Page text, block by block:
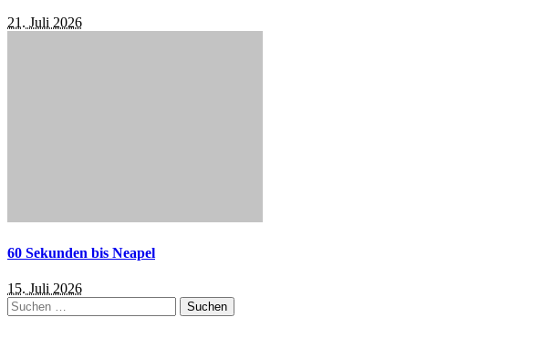
21. Juli 2026
60 Sekunden bis Neapel
15. Juli 2026
Suchen
nach: